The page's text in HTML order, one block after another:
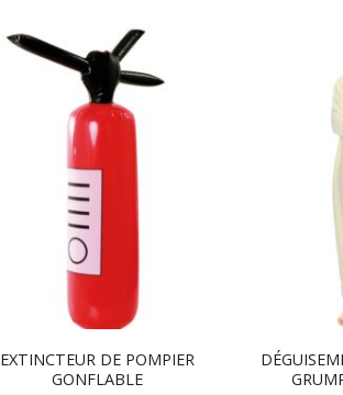
EXTINCTEUR DE POMPIER
GONFLABLE